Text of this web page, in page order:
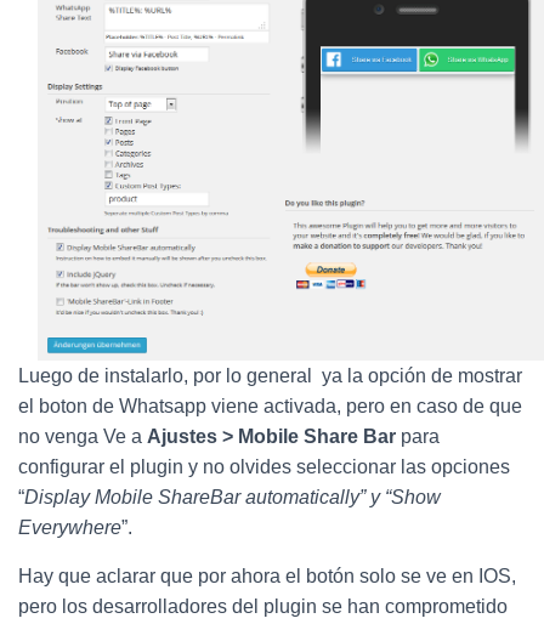
Luego de instalarlo, por lo general ya la opción de mostrar
el boton de Whatsapp viene activada, pero en caso de que
no venga Ve a Ajustes > Mobile Share Bar para
configurar el plugin y no olvides seleccionar las opciones
“Display Mobile ShareBar automatically” y “Show
Everywhere”.
Hay que aclarar que por ahora el botón solo se ve en IOS,
pero los desarrolladores del plugin se han comprometido